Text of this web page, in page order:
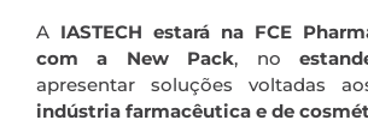
A IASTECH estará na FCE
com a New Pack, no
apresentar soluções voltadas
indústria farmacêutica e de